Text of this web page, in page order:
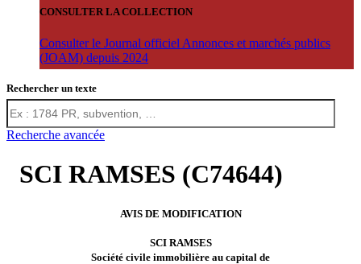
CONSULTER LA COLLECTION
Consulter le Journal officiel Annonces et marchés publics
(JOAM) depuis 2024
Rechercher un texte
Recherche avancée
SCI RAMSES (C74644)
AVIS DE MODIFICATION
SCI RAMSES
Société civile immobilière au capital de